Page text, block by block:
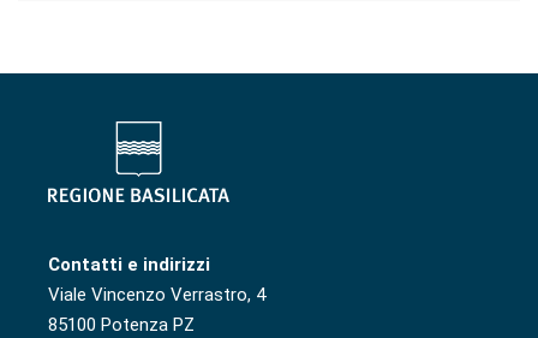
Contatti e indirizzi
Viale Vincenzo Verrastro, 4
85100 Potenza PZ